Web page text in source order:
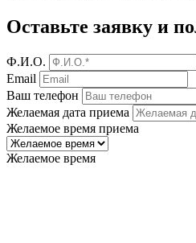
Оставьте заявку и
Ф.И.О.
Email
Ваш телефон
Желаемая дата приема
Желаемое время приема
Желаемое время